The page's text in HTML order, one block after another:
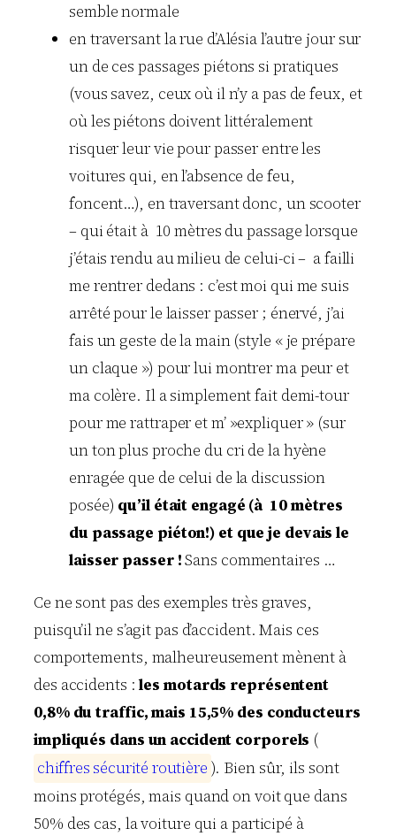
semble normale
en traversant la rue d’Alésia l’autre jour sur
un de ces passages piétons si pratiques
(vous savez, ceux où il n’y a pas de feux, et
où les piétons doivent littéralement
risquer leur vie pour passer entre les
voitures qui, en l’absence de feu,
foncent…), en traversant donc, un scooter
– qui était à 10 mètres du passage lorsque
j’étais rendu au milieu de celui-ci – a failli
me rentrer dedans : c’est moi qui me suis
arrêté pour le laisser passer ; énervé, j’ai
fais un geste de la main (style « je prépare
un claque ») pour lui montrer ma peur et
ma colère. Il a simplement fait demi-tour
pour me rattraper et m’ »expliquer » (sur
un ton plus proche du cri de la hyène
enragée que de celui de la discussion
posée) qu’il était engagé (à 10 mètres
du passage piéton!) et que je devais le
laisser passer !Sans commentaires …
Ce ne sont pas des exemples très graves,
puisqu’il ne s’agit pas d’accident. Mais ces
comportements, malheureusement mènent à
des accidents :les motards représentent
0,8% du traffic, mais 15,5% des conducteurs
impliqués dans un accident corporels (
chiffres sécurité routière ). Bien sûr, ils sont
moins protégés, mais quand on voit que dans
50% des cas, la voiture qui a participé à